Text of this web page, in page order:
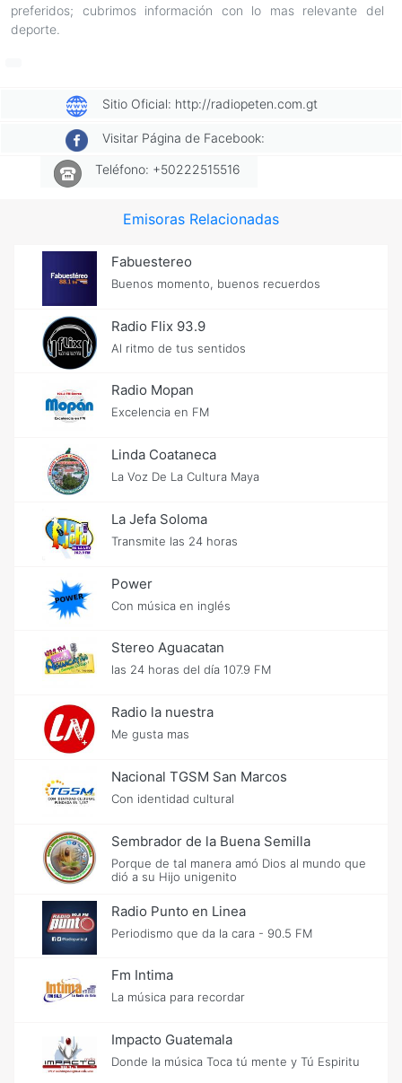
preferidos; cubrimos información con lo mas relevante del
deporte.
Sitio Oficial: http://radiopeten.com.gt
Visitar Página de Facebook:
Teléfono: +50222515516
Emisoras Relacionadas
Fabuestereo
Buenos momento, buenos recuerdos
Radio Flix 93.9
Al ritmo de tus sentidos
Radio Mopan
Excelencia en FM
Linda Coataneca
La Voz De La Cultura Maya
La Jefa Soloma
Transmite las 24 horas
Power
Con música en inglés
Stereo Aguacatan
las 24 horas del día 107.9 FM
Radio la nuestra
Me gusta mas
Nacional TGSM San Marcos
Con identidad cultural
Sembrador de la Buena Semilla
Porque de tal manera amó Dios al mundo que
dió a su Hijo unigenito
Radio Punto en Linea
Periodismo que da la cara - 90.5 FM
Fm Intima
La música para recordar
Impacto Guatemala
Donde la música Toca tú mente y Tú Espiritu